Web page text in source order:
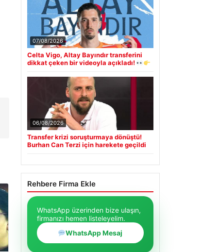
07/08/2026
Celta Vigo, Altay Bayındır transferini
dikkat çeken bir videoyla açıkladı!
06/08/2026
Transfer krizi soruşturmaya dönüştü!
Burhan Can Terzi için harekete geçildi
Rehbere Firma Ekle
WhatsApp üzerinden bize ulaşın,
firmanızı hemen listeleyelim.
WhatsApp Mesaj